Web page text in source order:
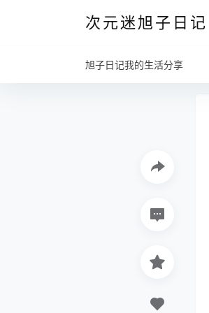
次元迷旭子日记
旭子日记我的生活分享